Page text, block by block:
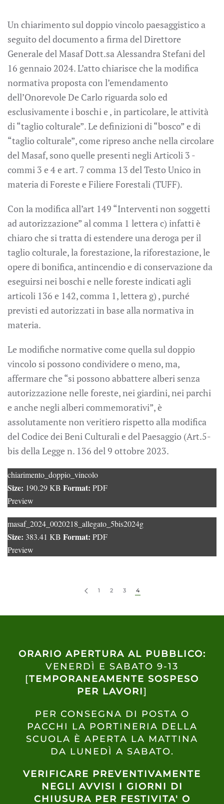
Un chiarimento sul doppio vincolo paesaggistico a
seguito del documento a firma del Direttore
Generale del Masaf Dott.sa Alessandra Stefani del
16 gennaio 2024. L’atto chiarisce che la modifica
normativa proposta con l’emendamento
dell’Onorevole De Carlo riguarda solo ed
esclusivamente i boschi e , in particolare, le attività
di “taglio colturale”. Le definizioni di “bosco” e di
“taglio colturale”, come ripreso anche nella circolare
del Masaf, sono quelle presenti negli Articoli 3 -
commi 3 e 4 e art. 7 comma 13 del Testo Unico in
materia di Foreste e Filiere Forestali (TUFF).
Con la modifica all’art 149 “Interventi non soggetti
ad autorizzazione” al comma 1 lettera c) infatti è
chiaro che si tratta di estendere una deroga per il
taglio colturale, la forestazione, la riforestazione, le
opere di bonifica, antincendio e di conservazione da
eseguirsi nei boschi e nelle foreste indicati agli
articoli 136 e 142, comma 1, lettera g) , purché
previsti ed autorizzati in base alla normativa in
materia.
Le modifiche normative come quella sul doppio
vincolo si possono condividere o meno, ma,
affermare che “si possono abbattere alberi senza
autorizzazione nelle foreste, nei giardini, nei parchi
e anche negli alberi commemorativi”, è
assolutamente non veritiero rispetto alla modifica
del Codice dei Beni Culturali e del Paesaggio (Art.5-
bis della Legge n. 136 del 9 ottobre 2023.
chiarimento_doppio_vincolo
Size: 190.29 KB Format: PDF
Preview
masaf_2024_0020218_allegato_5bis2024g
Size: 383.41 KB Format: PDF
Preview
1 2 3 4
ORARIO APERTURA AL PUBBLICO:
VENERDÌ E SABATO 9-13
[TEMPORANEAMENTE SOSPESO
PER LAVORI]
PER CONSEGNA DI POSTA O
PACCHI LA PORTINERIA DELLA
SCUOLA È APERTA LA MATTINA
DA LUNEDÌ A SABATO.
VERIFICARE PREVENTIVAMENTE
NEGLI AVVISI I GIORNI DI
CHIUSURA PER FESTIVITA' O